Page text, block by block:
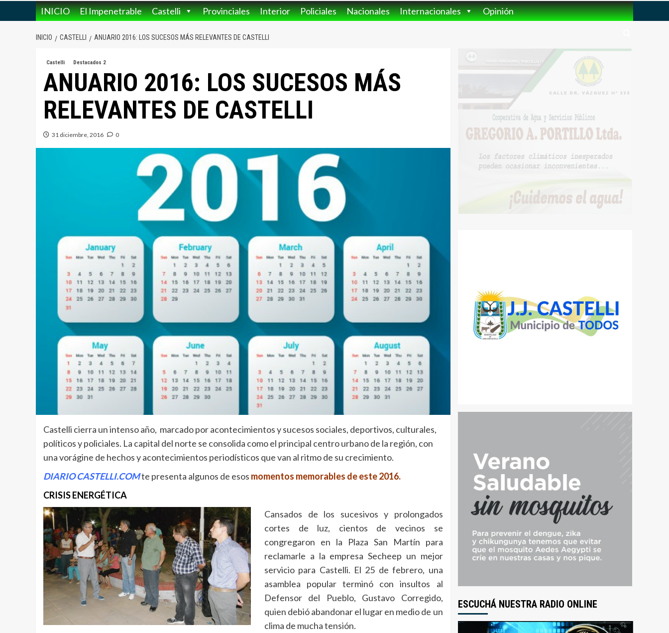
INICIO El Impenetrable Castelli Provinciales Interior Policiales Nacionales Internacionales Opinión
INICIO CASTELLI ANUARIO 2016: LOS SUCESOS MÁS RELEVANTES DE CASTELLI
Castelli Destacados 2
ANUARIO 2016: LOS SUCESOS MÁS
RELEVANTES DE CASTELLI
31 diciembre, 2016 0
Castelli cierra un intenso año, marcado por acontecimientos y sucesos sociales, deportivos, culturales,
políticos y policiales. La capital del norte se consolida como el principal centro urbano de la región, con
una vorágine de hechos y acontecimientos periodísticos que van al ritmo de su crecimiento.
DIARIO CASTELLI.COMte presenta algunos de esos momentos memorables de este 2016.
CRISIS ENERGÉTICA
Cansados de los sucesivos y prolongados
cortes de luz, cientos de vecinos se
congregaron en la Plaza San Martín para
reclamarle a la empresa Secheep un mejor
servicio para Castelli. El 25 de febrero, una
asamblea popular terminó con insultos al
Defensor del Pueblo, Gustavo Corregido,
quien debió abandonar el lugar en medio de un
clima de mucha tensión.
ESCUCHÁ NUESTRA RADIO ONLINE